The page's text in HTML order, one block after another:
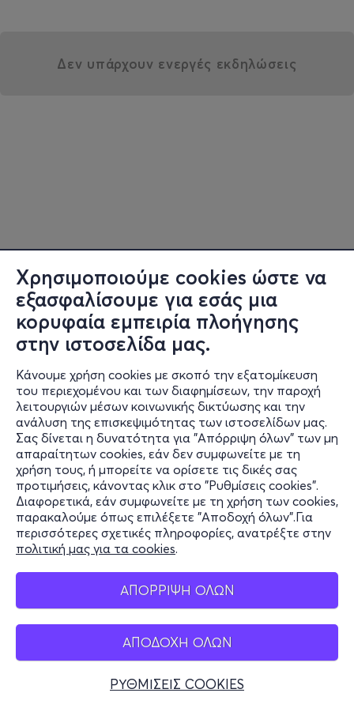
Χρησιμοποιούμε cookies ώστε να
εξασφαλίσουμε για εσάς μια
κορυφαία εμπειρία πλοήγησης
στην ιστοσελίδα μας.
Κάνουμε χρήση cookies με σκοπό την εξατομίκευση
του περιεχομένου και των διαφημίσεων, την παροχή
λειτουργιών μέσων κοινωνικής δικτύωσης και την
ανάλυση της επισκεψιμότητας των ιστοσελίδων μας.
Σας δίνεται η δυνατότητα για "Απόρριψη όλων" των μη
απαραίτητων cookies, εάν δεν συμφωνείτε με τη
χρήση τους, ή μπορείτε να ορίσετε τις δικές σας
προτιμήσεις, κάνοντας κλικ στο "Ρυθμίσεις cookies".
Διαφορετικά, εάν συμφωνείτε με τη χρήση των cookies,
παρακαλούμε όπως επιλέξετε "Αποδοχή όλων".Για
περισσότερες σχετικές πληροφορίες, ανατρέξτε στην
πολιτική μας για τα cookies.
ΑΠΟΡΡΙΨΗ ΟΛΩΝ
ΑΠΟΔΟΧΗ ΟΛΩΝ
ΡΥΘΜΙΣΕΙΣ COOKIES
Δεν υπάρχουν ενεργές εκδηλώσεις